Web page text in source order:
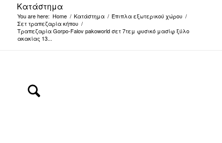
Κατάστημα
You are here: Home / Κατάστημα / Έπιπλα εξωτερικού χώρου /
Σετ τραπεζαρία κήπου /
Τραπεζαρία Gorpo-Falov pakoworld σετ 7τεμ φυσικό μασίφ ξύλο
ακακίας 13...